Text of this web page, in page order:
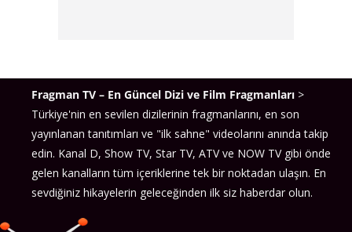
Fragman TV – En Güncel Dizi ve Film Fragmanları >
Türkiye'nin en sevilen dizilerinin fragmanlarını, en son
yayınlanan tanıtımları ve "ilk sahne" videolarını anında takip
edin. Kanal D, Show TV, Star TV, ATV ve NOW TV gibi önde
gelen kanalların tüm içeriklerine tek bir noktadan ulaşın. En
sevdiğiniz hikayelerin geleceğinden ilk siz haberdar olun.